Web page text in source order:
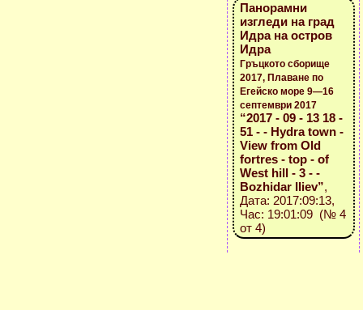
Панорамни
изгледи на град
Идра на остров
Идра
Гръцкото сборище
2017, Плаване по
Егейско море 9—16
септември 2017
“2017 - 09 - 13 18 -
51 - - Hydra town -
View from Old
fortres - top - of
West hill - 3 - -
Bozhidar Iliev”,
Дата: 2017:09:13,
Час: 19:01:09 (№ 4
от 4)